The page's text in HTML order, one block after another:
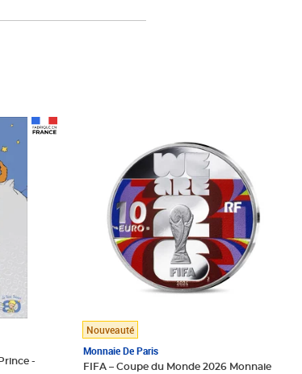
-
Nouveauté
Monnaie De Paris
FIFA – Coupe du Monde 2026 Monnaie